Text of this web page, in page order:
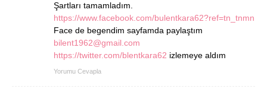
Şartları tamamladım.
https://www.facebook.com/bulentkara62?ref=tn_tnmn
Face de begendim sayfamda paylaştım
bilent1962@gmail.com
https://twitter.com/blentkara62 izlemeye aldım
Yorumu Cevapla